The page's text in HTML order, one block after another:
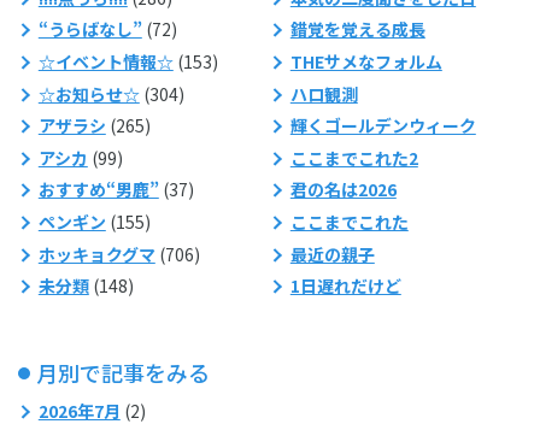
“うらばなし”(72)
☆イベント情報☆(153)
☆お知らせ☆(304)
アザラシ (265)
アシカ (99)
おすすめ“男鹿”(37)
ペンギン (155)
ホッキョクグマ (706)
未分類(148)
錯覚を覚える成長
THEサメなフォルム
ハロ観測
輝くゴールデンウィーク
ここまでこれた2
君の名は2026
ここまでこれた
最近の親子
1日遅れだけど
月別で記事をみる
2026年7月 (2)